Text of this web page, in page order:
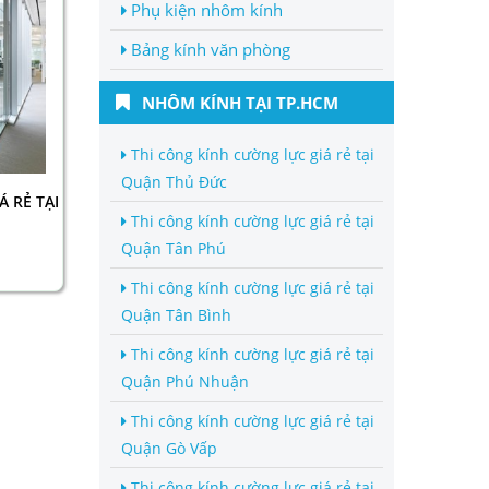
RẺ TẠI
Phụ kiện nhôm kính
Bảng kính văn phòng
NHÔM KÍNH TẠI TP.HCM
Thi công kính cường lực giá rẻ tại
Quận Thủ Đức
Thi công kính cường lực giá rẻ tại
Quận Tân Phú
Thi công kính cường lực giá rẻ tại
Quận Tân Bình
Thi công kính cường lực giá rẻ tại
Quận Phú Nhuận
Thi công kính cường lực giá rẻ tại
Quận Gò Vấp